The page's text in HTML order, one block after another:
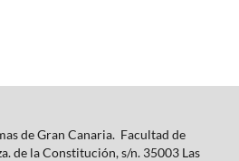
de Gran Canaria. Facultad de
de la Constitución, s/n. 35003 Las